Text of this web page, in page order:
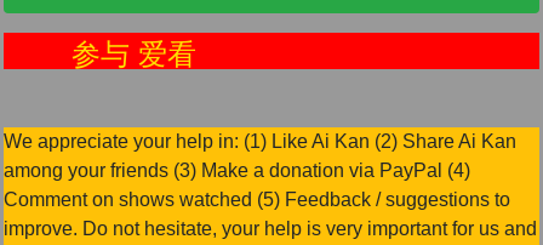
参与 爱看
We appreciate your help in: (1) Like Ai Kan (2) Share Ai Kan
among your friends (3) Make a donation via PayPal (4)
Comment on shows watched (5) Feedback / suggestions to
improve. Do not hesitate, your help is very important for us and